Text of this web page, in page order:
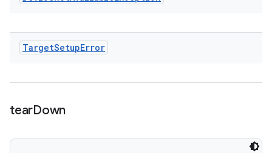
TargetSetupError
tearDown